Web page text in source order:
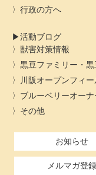
行政の方へ
活動ブログ
獣害対策情報
黒豆ファミリー・
川阪オープンフィー
ブルーベリーオーナ
その他
お知らせ
メルマガ登録